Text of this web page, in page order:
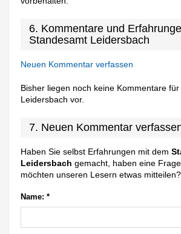
6. Kommentare und
Standesamt Leidersbach
Neuen Kommentar verfassen
Bisher liegen noch keine Kommentare
Leidersbach vor.
7. Neuen Kommentar
Haben Sie selbst Erfahrungen mit dem
Leidersbach gemacht, haben eine
möchten unseren Lesern etwas mitteilen?
Name: *